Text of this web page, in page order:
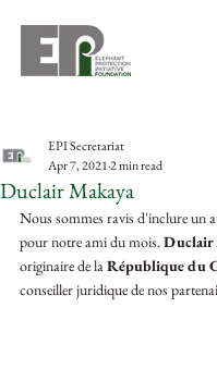
Duclair Makaya
EPI Secretariat
Apr 7, 20212 min read
Nous sommes ravis d'inclure un
pour notre ami du mois. Duclair
originaire de la République du
conseiller juridique de nos